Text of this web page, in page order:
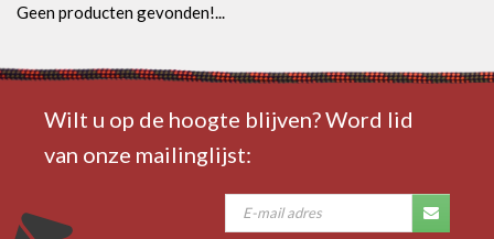
Geen producten gevonden!...
Wilt u op de hoogte blijven? Word lid
van onze mailinglijst: